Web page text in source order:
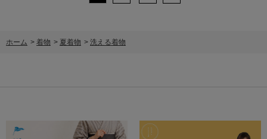
ホーム > 着物 > 夏着物 > 洗える着物